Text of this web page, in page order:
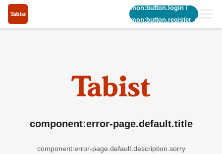
common:button.login/
common:button.register_short
component:error-page.default.title
component:error-page.default.description.sorry